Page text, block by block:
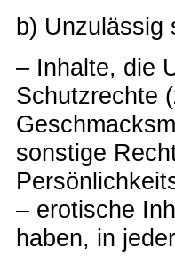
b) Unzulässig
– Inhalte, die
Schutzrechte
sonstige
– erotische
haben, in